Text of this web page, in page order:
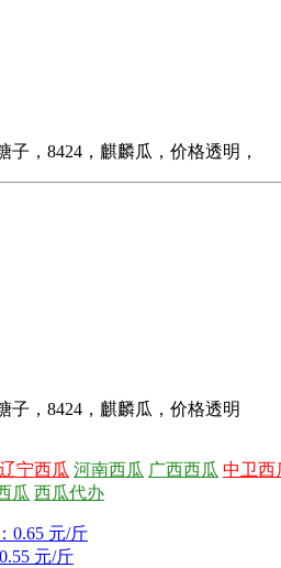
，8424，麒麟瓜，价格透明，
，8424，麒麟瓜，价格透明
辽宁西瓜 河南西瓜 广西西瓜 中卫西
瓜 西瓜代办
0.65 元/斤
元/斤